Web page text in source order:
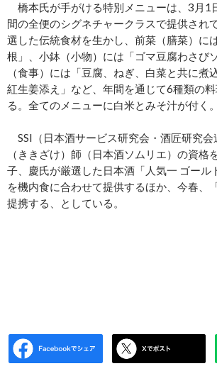
橋本氏が手がける特別メニューは、3月1
間の全便のシグネチャークラスで提供され
選した伝統食材を生かし、前菜（膳菜）に
根」、小鉢（小物）には「ゴマ豆腐わさび
（食事）には「豆腐、ねぎ、白菜と共に煮
紅生姜添え」など、年間を通じて6種類の
る。全てのメニューに白米とみそ汁が付く。
SSI（日本酒サービス研究会・酒匠研究会
（ききざけ）師（日本酒ソムリエ）の資格
子、慶氏が厳選した日本酒「人気一 ゴール
を機内食に合わせて提供するほか、今春、
提携する、としている。